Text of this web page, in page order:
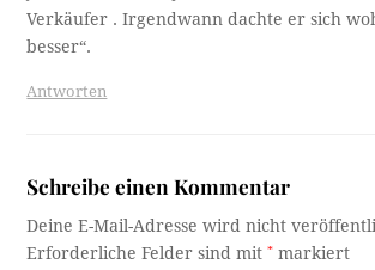
Verkäufer . Irgendwann dachte er sich
besser“.
Antworten
Schreibe einen Kommentar
Deine E-Mail-Adresse wird nicht
Erforderliche Felder sind mit* markiert